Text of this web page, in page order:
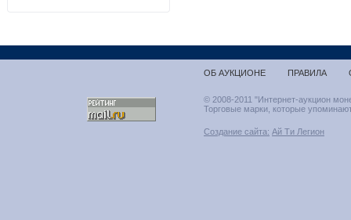
ОБ АУКЦИОНЕ ПРАВИЛА
© 2008-2011 "Интернет-аукцион
Торговые марки, которые
Создание сайта: Ай Ти Легион